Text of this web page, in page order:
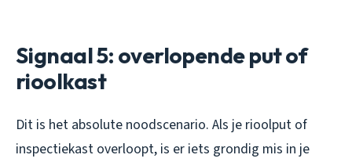
Signaal 5: overlopende put of
rioolkast
Dit is het absolute noodscenario. Als je rioolput of
inspectiekast overloopt, is er iets grondig mis in je